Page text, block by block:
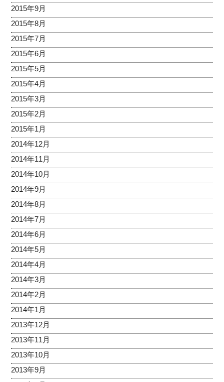
2015年9月
2015年8月
2015年7月
2015年6月
2015年5月
2015年4月
2015年3月
2015年2月
2015年1月
2014年12月
2014年11月
2014年10月
2014年9月
2014年8月
2014年7月
2014年6月
2014年5月
2014年4月
2014年3月
2014年2月
2014年1月
2013年12月
2013年11月
2013年10月
2013年9月